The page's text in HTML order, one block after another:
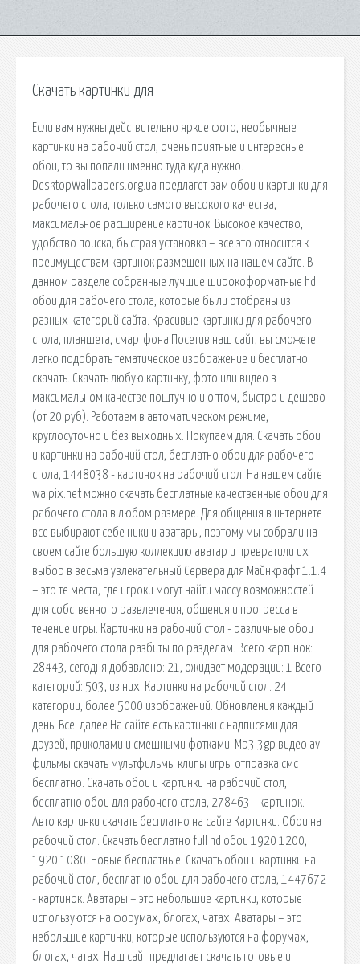
Скачать картинки для
Если вам нужны действительно яркие фото, необычные
картинки на рабочий стол, очень приятные и интересные
обои, то вы попали именно туда куда нужно.
DesktopWallpapers.org.ua предлагет вам обои и картинки для
рабочего стола, только самого высокого качества,
максимальное расширение картинок. Высокое качество,
удобство поиска, быстрая установка – все это относится к
преимуществам картинок размещенных на нашем сайте. В
данном разделе собранные лучшие широкоформатные hd
обои для рабочего стола, которые были отобраны из
разных категорий сайта. Красивые картинки для рабочего
стола, планшета, смартфона Посетив наш сайт, вы сможете
легко подобрать тематическое изображение и бесплатно
скачать. Скачать любую картинку, фото или видео в
максимальном качестве поштучно и оптом, быстро и дешево
(от 20 руб). Работаем в автоматическом режиме,
круглосуточно и без выходных. Покупаем для. Скачать обои
и картинки на рабочий стол, бесплатно обои для рабочего
стола, 1448038 - картинок на рабочий стол. На нашем сайте
walpix.net можно скачать бесплатные качественные обои для
рабочего стола в любом размере. Для общения в интернете
все выбирают себе ники и аватары, поэтому мы собрали на
своем сайте большую коллекцию аватар и превратили их
выбор в весьма увлекательный Сервера для Майнкрафт 1.1.4
– это те места, где игроки могут найти массу возможностей
для собственного развлечения, общения и прогресса в
течение игры. Картинки на рабочий стол - различные обои
для рабочего стола разбиты по разделам. Всего картинок:
28443, сегодня добавлено: 21, ожидает модерации: 1 Всего
категорий: 503, из них. Картинки на рабочий стол. 24
категории, более 5000 изображений. Обновления каждый
день. Все. далее На сайте есть картинки с надписями для
друзей, приколами и смешными фотками. Mp3 3gp видео avi
фильмы скачать мультфильмы клипы игры отправка смс
бесплатно. Скачать обои и картинки на рабочий стол,
бесплатно обои для рабочего стола, 278463 - картинок.
Авто картинки скачать бесплатно на сайте Картинки. Обои на
рабочий стол. Скачать бесплатно full hd обои 1920 1200,
1920 1080. Новые бесплатные. Скачать обои и картинки на
рабочий стол, бесплатно обои для рабочего стола, 1447672
- картинок. Аватары – это небольшие картинки, которые
используются на форумах, блогах, чатах. Аватары – это
небольшие картинки, которые используются на форумах,
блогах, чатах. Наш сайт предлагает скачать готовые и